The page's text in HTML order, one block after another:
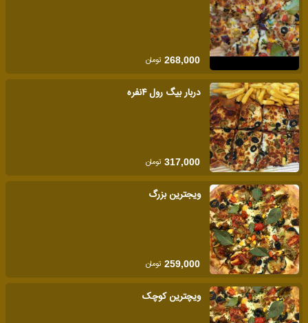
268,000 تومان
دربار بیگ رول ۴نفره
317,000 تومان
ویجترین بزرگ
259,000 تومان
ویچترین کوچک